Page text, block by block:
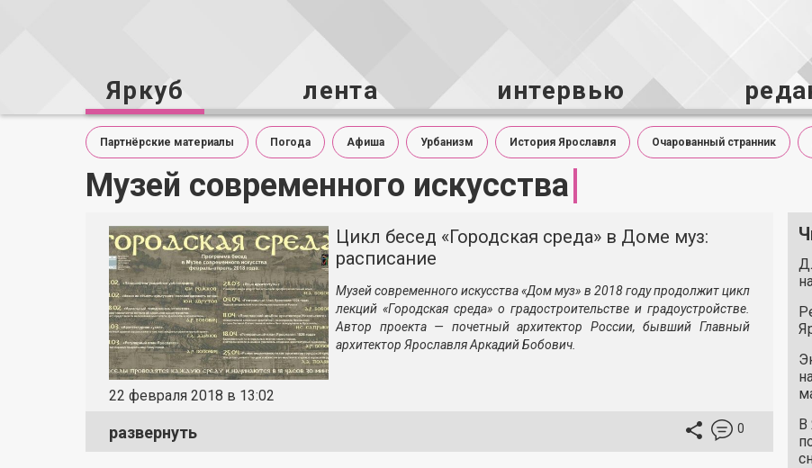
Яркуб лента интервью
Партнёрские материалы Погода Афиша Урбанизм История Ярославля Очарованный странник
Музей современного искусства
22 февраля 2018 в 13:02
Цикл бесед «Городская среда» в Доме муз:
расписание
Музей современного искусства «Дом муз» в 2018 году продолжит цикл
лекций «Городская среда» о градостроительстве и градоустройстве.
Автор проекта — почетный архитектор России, бывший Главный
архитектор Ярославля Аркадий Бобович.
развернуть 0
В